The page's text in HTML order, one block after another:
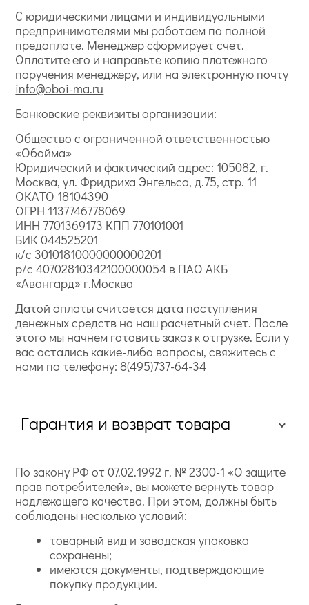
С юридическими лицами и индивидуальными
предпринимателями мы работаем по полной
предоплате. Менеджер сформирует счет.
Оплатите его и направьте копию платежного
поручения менеджеру, или на электронную почту
info@oboi-ma.ru
Банковские реквизиты организации:
Общество с ограниченной ответственностью
«Обойма»
Юридический и фактический адрес: 105082, г.
Москва, ул. Фридриха Энгельса, д.75, стр. 11
ОКАТО 18104390
ОГРН 1137746778069
ИНН 7701369173 КПП 770101001
БИК 044525201
к/с 30101810000000000201
р/с 40702810342100000054 в ПАО АКБ
«Авангард» г.Москва
Датой оплаты считается дата поступления
денежных средств на наш расчетный счет. После
этого мы начнем готовить заказ к отгрузке. Если у
вас остались какие-либо вопросы, свяжитесь с
нами по телефону: 8(495)737-64-34
Гарантия и возврат товара
По закону РФ от 07.02.1992 г. № 2300-1 «О защите
прав потребителей», вы можете вернуть товар
надлежащего качества. При этом, должны быть
соблюдены несколько условий:
товарный вид и заводская упаковка
сохранены;
имеются документы, подтверждающие
покупку продукции.